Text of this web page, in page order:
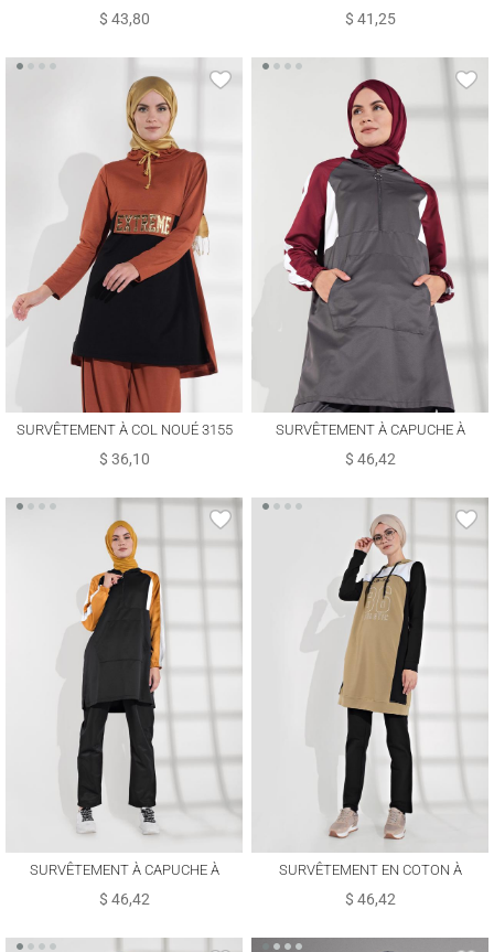
$ 43,80 $ 41,25
SURVÊTEMENT À COL NOUÉ 3155
$ 36,10
SURVÊTEMENT À CAPUCHE À
RAYURES 8709
$ 46,42
SURVÊTEMENT À CAPUCHE À
RAYURES 8709
$ 46,42
SURVÊTEMENT EN COTON À
CAPUCHE 7928
$ 46,42